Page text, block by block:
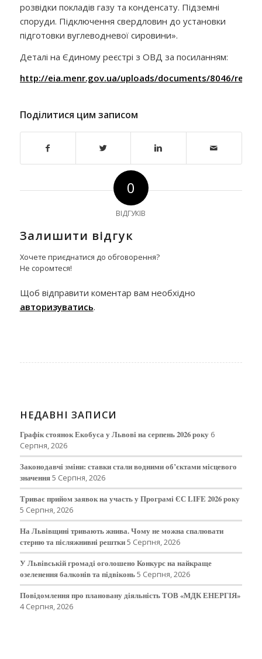
розвідки покладів газу та конденсату. Підземні
споруди. Підключення свердловин до установки
підготовки вуглеводневої сировини».
Деталі на Єдиному реєстрі з ОВД за посиланням:
http://eia.menr.gov.ua/uploads/documents/8046/
Поділитися цим записом
0
ВІДГУКІВ
Залишити відгук
Хочете приєднатися до обговорення?
Не соромтеся!
Щоб відправити коментар вам необхідно
авторизуватись.
НЕДАВНІ ЗАПИСИ
Графік стоянок Екобуса у Львові на серпень 2026 року 6
Серпня, 2026
Законодавчі зміни: ставки стали водними об’єктами місцевого
значення5 Серпня, 2026
Триває прийом заявок на участь у Програмі ЄС LIFE 2026 року
5 Серпня, 2026
На Львівщині тривають жнива. Чому не можна спалювати
стерню та післяжнивні рештки5 Серпня, 2026
У Львівській громаді оголошено Конкурс на найкраще
озеленення балконів та підвіконь5 Серпня, 2026
Повідомлення про плановану діяльність ТОВ «МДК ЕНЕРГІЯ»
4 Серпня, 2026